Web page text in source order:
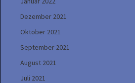
Dezember 2021
Oktober 2021
September 2021
August 2021
Juli 2021